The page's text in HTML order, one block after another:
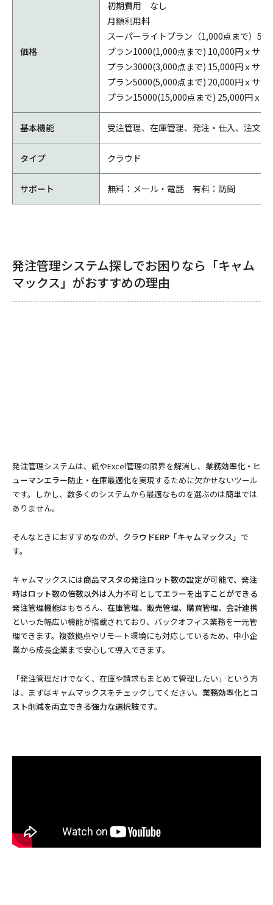
価格
初期費用 なし
月額利用料
スーパーライトプラン（1,000点まで）
プラン1000(1,000点まで) 10,000円ｘサイ
プラン3000(3,000点まで) 15,000円ｘサイ
プラン5000(5,000点まで) 20,000円ｘサイ
プラン15000(15,000点まで) 25,000円ｘサ
基本機能 受注管理、在庫管理、発注・仕入、注文分
タイプ クラウド
サポート 無料：メール・電話 有料：訪問
発注管理システム探しでお困りなら「キャム
マックス」がおすすめの理由
発注管理システムは、紙やExcel管理の限界を解消し、 業務効率化・ヒ
ューマンエラー防止・在庫最適化を実現するために欠かせないツール
です。しかし、数多くのシステムから最適なものを選ぶのは簡単では
ありません。
そんなときにおすすめなのが、 クラウドERP「キャムマックス」 で
す。
キャムマックスには商品マスタの発注ロット数の設定が可能で、発注
時はロット数の倍数以外は入力不可としてエラーを出すことができる
発注管理機能はもちろん、 在庫管理、販売管理、購買管理、会計連携
といった幅広い機能が搭載されており、バックオフィス業務を一元管
理できます。複数拠点やリモート環境にも対応しているため、中小企
業から成長企業まで安心して導入できます。
「発注管理だけでなく、在庫や請求もまとめて管理したい」という方
は、まずはキャムマックスをチェックしてください。 業務効率化とコ
スト削減を両立できる強力な選択肢です。